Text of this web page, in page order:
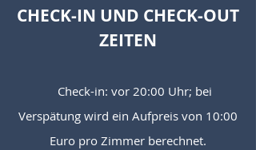
CHECK-IN UND CHECK-OUT
ZEITEN
Check-in: vor 20:00 Uhr; bei
Verspätung wird ein Aufpreis von 10:00
Euro pro Zimmer berechnet.